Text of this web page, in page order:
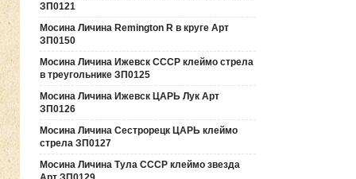
ЗП0121
Мосина Личина Remington R в круге Арт
ЗП0150
Мосина Личина Ижевск СССР клеймо стрела
в треугольнике ЗП0125
Мосина Личина Ижевск ЦАРЬ Лук Арт
ЗП0126
Мосина Личина Сестрорецк ЦАРЬ клеймо
стрела ЗП0127
Мосина Личина Тула СССР клеймо звезда